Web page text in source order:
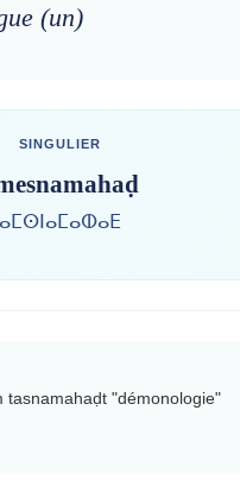
(un)
SINGULIER
ⴰⵎⵙⵏⴰⵎⴰⵀⴰⴹ
tasnamahaḍt "démonologie"